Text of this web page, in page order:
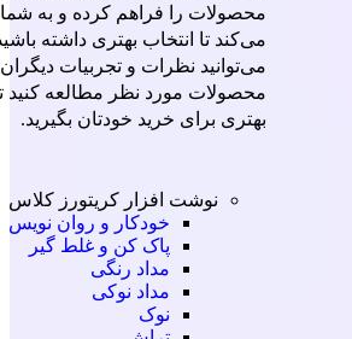
محصولات را فراهم کرده و به
می‌کند تا انتخاب بهتری داشته
می‌توانید نظرات و تجربیات
محصولات مورد نظر مطالعه کنید
بهتری برای خرید خودتان بگیرید.
نوشت افزار کریتورز کلاس
خودکار و روان نویس
پاک کن و غلط گیر
مداد رنگی
مداد نوکی
نوک